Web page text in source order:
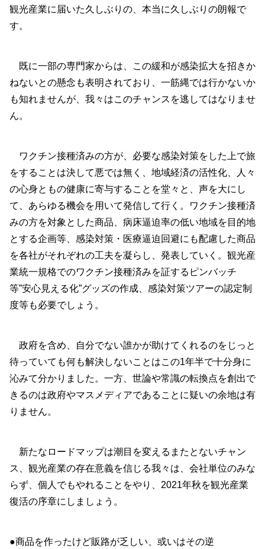
観光産業に届いた久しぶりの、本当に久しぶりの朗報で
す。
既に一部の専門家からは、この緩和が感染拡大を招きか
ねないとの懸念も表明されており、一筋縄では行かないか
も知れませんが、我々はこのチャンスを逃してはなりませ
ん。
ワクチン接種済みの方が、必要な感染対策をした上で旅
をすることは決して悪では無く、地域経済の活性化、人々
の心身ともの健康に寄与することを堂々と、声を大にし
て、あらゆる機会を用いて発信して行く。ワクチン接種済
みの方を対象とした商品、病床逼迫率の低い地域を目的地
とする企画等、感染対策・医療逼迫回避にも配慮した商品
を各社がそれぞれの工夫を凝らし、発表していく。観光産
業統一規格でのワクチン接種済みを証するピンバッチ
等”安心見える化”グッズの作成、感染対策ツアーの認定制
度等も必要でしょう。
政府を含め、自分でない誰かが助けてくれるのをじっと
待っていても何も解決しないことはこの1年半で十分身に
沁みて分かりました。一方、世論や常識の転換点を創出で
きるのは政府やマスメディアであることに疑いの余地は有
りません。
新たなロードマップは潮目を変えるまたとないチャン
ス、観光産業の存在意義を信じる我々は、会社単位のみな
らず、個人でもやれることをやり、2021年秋を観光産業
復活の序章にしましょう。
●商品を作ったけど販路が乏しい、或いはその逆